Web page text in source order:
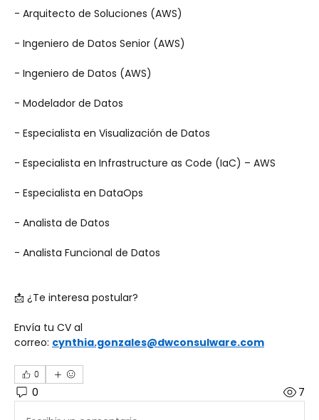
- Arquitecto de Soluciones (AWS)
- Ingeniero de Datos Senior (AWS)
- Ingeniero de Datos (AWS)
- Modelador de Datos
- Especialista en Visualización de Datos
- Especialista en Infrastructure as Code (IaC) – AWS
- Especialista en DataOps
- Analista de Datos
- Analista Funcional de Datos
📩 ¿Te interesa postular?
Envía tu CV al
correo: cynthia.gonzales@dwconsulware.com
0
0 7